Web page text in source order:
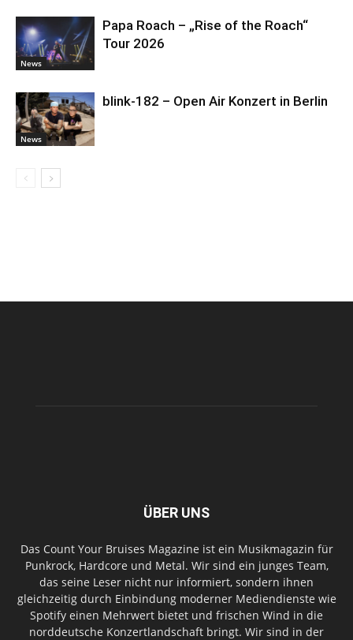
News
Papa Roach – „Rise of the Roach“
Tour 2026
News
blink-182 – Open Air Konzert in Berlin
ÜBER UNS
Das Count Your Bruises Magazine ist ein Musikmagazin für
Punkrock, Hardcore und Metal. Wir sind ein junges Team,
das seine Leser nicht nur informiert, sondern ihnen
gleichzeitig durch Einbindung moderner Mediendienste wie
Spotify einen Mehrwert bietet und frischen Wind in die
norddeutsche Konzertlandschaft bringt. Wir sind in der